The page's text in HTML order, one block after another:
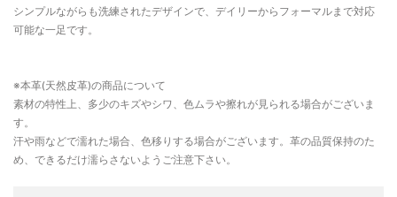
シンプルながらも洗練されたデザインで、デイリーからフォーマルまで対応
可能な一足です。
※本革(天然皮革)の商品について
素材の特性上、多少のキズやシワ、色ムラや擦れが見られる場合がございま
す。
汗や雨などで濡れた場合、色移りする場合がございます。革の品質保持のた
め、できるだけ濡らさないようご注意下さい。